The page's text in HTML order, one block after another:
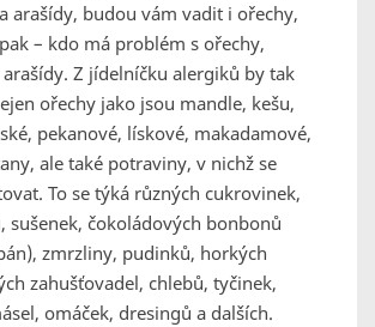
arašídy, budou vám vadit i ořechy,
– kdo má problém s ořechy,
Z jídelníčku alergiků by tak
ořechy jako jsou mandle, kešu,
pekanové, lískové, makadamové,
ale také potraviny, v nichž se
To se týká různých cukrovinek,
sušenek, čokoládových bonbonů
zmrzliny, pudinků, horkých
zahušťovadel, chlebů, tyčinek,
omáček, dresingů a dalších.